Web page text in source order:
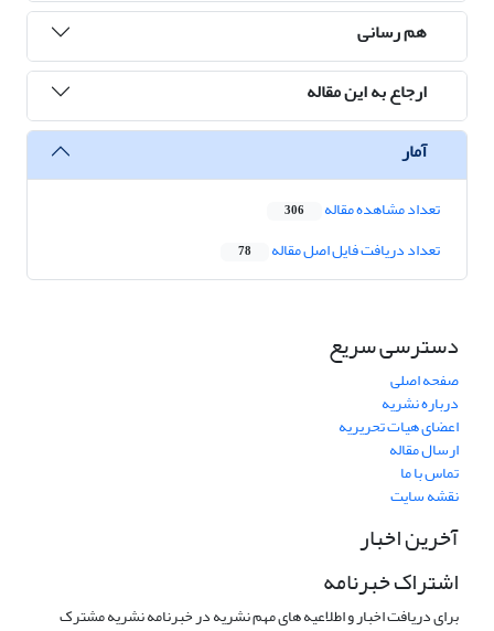
هم رسانی
ارجاع به این مقاله
آمار
تعداد مشاهده مقاله 306
تعداد دریافت فایل اصل مقاله 78
دسترسی سریع
صفحه اصلی
درباره نشریه
اعضای هیات تحریریه
ارسال مقاله
تماس با ما
نقشه سایت
آخرین اخبار
اشتراک خبرنامه
برای دریافت اخبار و اطلاعیه های مهم نشریه در خبرنامه نشریه مشترک